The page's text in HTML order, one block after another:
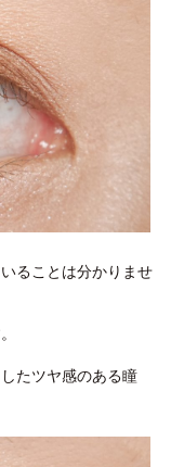
ることは分かりませ
たツヤ感のある瞳